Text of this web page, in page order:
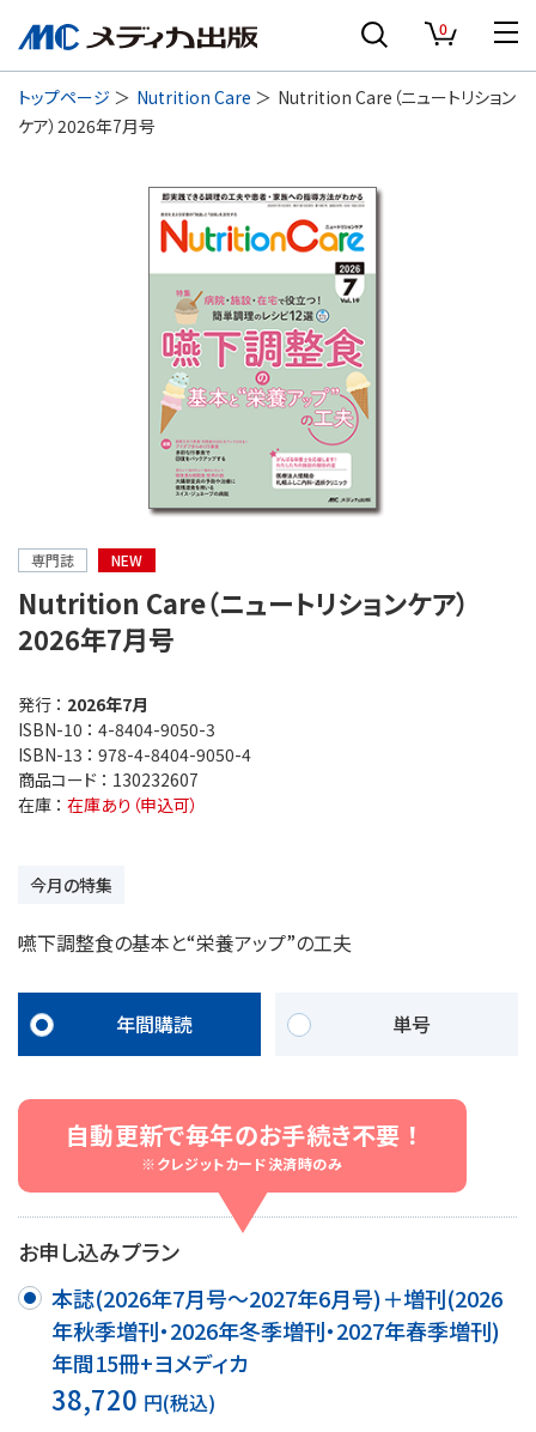
0
トップページ Nutrition Care
Nutrition Care（ニュートリション
ケア）2026年7月号
専門誌 NEW
Nutrition Care（ニュートリションケア）
2026年7月号
発行 ： 2026年7月
ISBN-10 ： 4-8404-9050-3
ISBN-13 ： 978-4-8404-9050-4
商品コード ： 130232607
在庫 ： 在庫あり（申込可）
今月の特集
嚥下調整食の基本と“栄養アップ”の工夫
年間購読 単号
自動更新で毎年のお手続き不要 ！
※クレジットカード決済時のみ
お申し込みプラン
本誌(2026年7月号～2027年6月号)＋増刊(2026
年秋季増刊・2026年冬季増刊・2027年春季増刊)
年間15冊+ヨメディカ
38,720 円(税込)